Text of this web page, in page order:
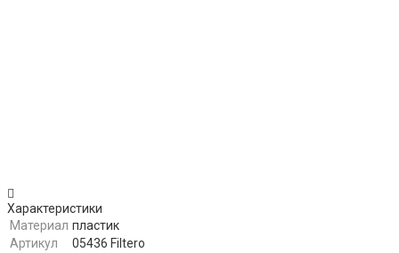
Saturn
Shivaki
Характеристики
Материал пластик
Артикул
05436 Filtero